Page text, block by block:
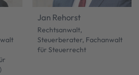
Jan Rehorst
Rechtsanwalt,
Steuerberater, Fachanwalt
für Steuerrecht